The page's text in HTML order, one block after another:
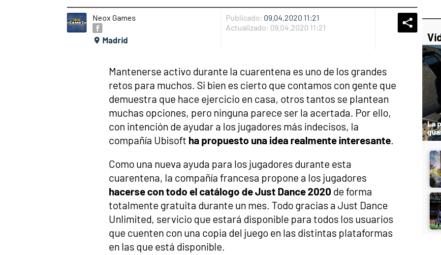
Neox Games
Madrid
Publicado: 09.04.2020 11:21
Actualizado: 09.04.2020 11:21 Whatsapp
Mantenerse activo durante la cuarentena es uno de los grandes
retos para muchos. Si bien es cierto que contamos con gente que
demuestra que hace ejercicio en casa, otros tantos se plantean
muchas opciones, pero ninguna parece ser la acertada. Por ello,
con intención de ayudar a los jugadores más indecisos, la
compañía Ubisoft ha propuesto una idea realmente interesante.
Como una nueva ayuda para los jugadores durante esta
cuarentena, la compañía francesa propone a los jugadores
hacerse con todo el catálogo de Just Dance 2020 de forma
totalmente gratuita durante un mes. Todo gracias a Just Dance
Unlimited, servicio que estará disponible para todos los usuarios
que cuenten con una copia del juego en las distintas plataformas
en las que está disponible.
La